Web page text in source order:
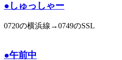
●しゅっしゃー
0720の横浜線→0749のSSL
●午前中